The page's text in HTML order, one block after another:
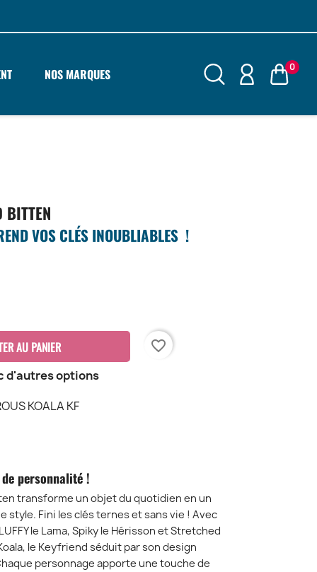
NOS MARQUES 0
BITTEN
VOS CLÉS INOUBLIABLES !
AU PANIER
favorite_border
d'autres options
KOALA KF
personnalité !
transforme un objet du quotidien en un
style. Fini les clés ternes et sans vie ! Avec
le Lama, Spiky le Hérisson et Stretched
le Keyfriend séduit par son design
personnage apporte une touche de